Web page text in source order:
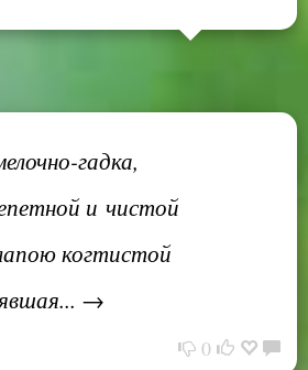
гадка,
и чистой
когтистой
→
0